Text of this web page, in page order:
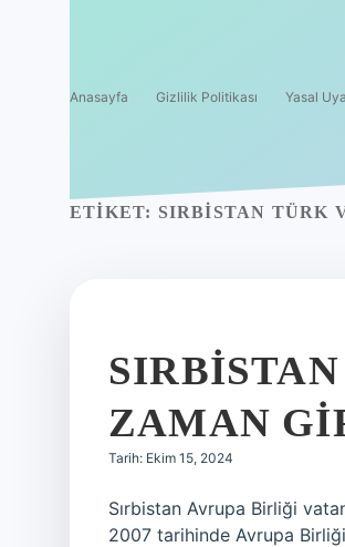
Anasayfa Gizlilik Politikası Yasal
ETIKET: SIRBISTAN TÜRK
ZAMAN
Tarih: Ekim 15, 2024
Sırbistan Avrupa Birliği
2007 tarihinde Avrupa